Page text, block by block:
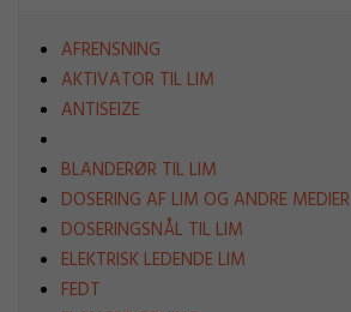
AFRENSNING
AKTIVATOR TIL LIM
ANTISEIZE
BLANDERØR TIL LIM
DOSERING AF LIM OG ANDRE MEDIER
DOSERINGSNÅL TIL LIM
ELEKTRISK LEDENDE LIM
FEDT